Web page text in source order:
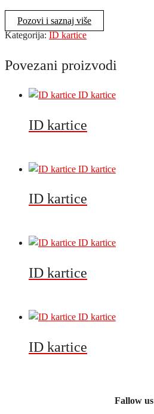
Pozovi i saznaj više
Kategorija: ID kartice
Povezani proizvodi
ID kartice
ID kartice
ID kartice
ID kartice
Fallow us